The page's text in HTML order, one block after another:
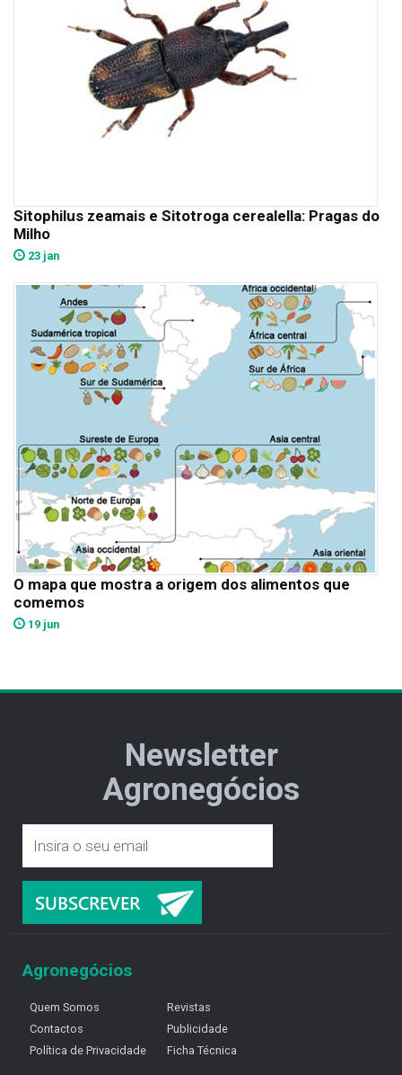
Sitophilus zeamais e Sitotroga cerealella: Pragas do
Milho
23 jan
O mapa que mostra a origem dos alimentos que
comemos
19 jun
Newsletter
Agronegócios
Agronegócios
Quem Somos
Contactos
Política de Privacidade
Revistas
Publicidade
Ficha Técnica